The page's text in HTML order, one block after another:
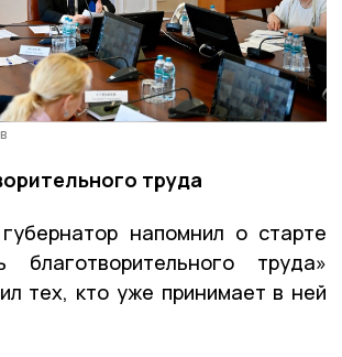
труда
напомнил о старте
благотворительного труда»
тех, кто уже принимает в ней